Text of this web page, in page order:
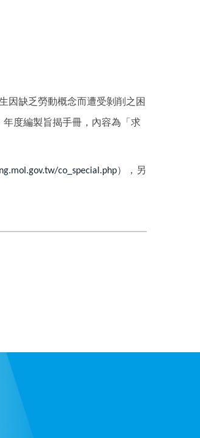
因缺乏勞動概念而遭受剝削之困
年度編製旨揭手冊，內容為「求
co_special.php），另